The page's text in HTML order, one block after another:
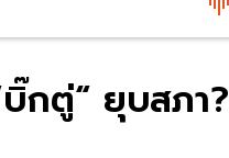
กตู่“ ยุบสภา?